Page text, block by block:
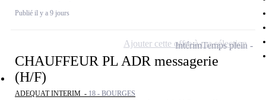
Publié il y a 9 jours
CHAUFFEUR PL ADR messagerie
(H/F)
ADEQUAT INTERIM - 18 - BOURGES
IntérimTemps plein
Ajouter cette offre à ma sélection